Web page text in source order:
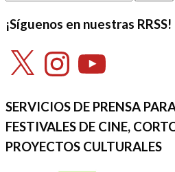
¡Síguenos en nuestras RRSS!
X InstagramYouTube
SERVICIOS DE PRENSA
FESTIVALES DE CINE,
PROYECTOS CULTURALES